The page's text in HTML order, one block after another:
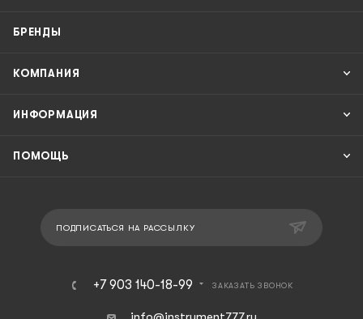
БРЕНДЫ
КОМПАНИЯ
ИНФОРМАЦИЯ
ПОМОЩЬ
ПОДПИСАТЬСЯ НА РАССЫЛКУ
+7 903 140-18-99 ЗАКАЗАТЬ ЗВОНОК